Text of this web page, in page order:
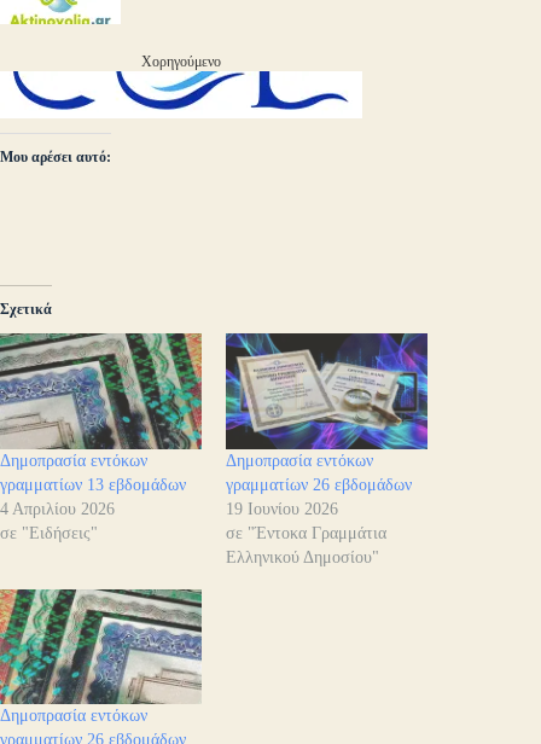
Χορηγούμενο
Μου αρέσει αυτό:
Σχετικά
Δημοπρασία εντόκων
γραμματίων 13 εβδομάδων
4 Απριλίου 2026
σε "Ειδήσεις"
Δημοπρασία εντόκων
γραμματίων 26 εβδομάδων
19 Ιουνίου 2026
σε "Έντοκα Γραμμάτια
Ελληνικού Δημοσίου"
Δημοπρασία εντόκων
γραμματίων 26 εβδομάδων